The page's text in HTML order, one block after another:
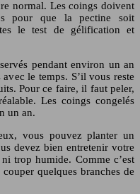
normal. Les coings doivent
pour que la pectine soit
le test de gélification et
pendant environ un an
le temps. S’il vous reste
Pour ce faire, il faut peler,
Les coings congelés
un an.
vous pouvez planter un
devez bien entretenir votre
trop humide. Comme c’est
quelques branches de